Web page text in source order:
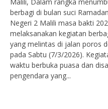
berbagi di bulan suci
Negeri 2 Malili masa bakti
melaksanakan kegiatan
yang melintas di jalan poros
pada Sabtu (7/3/2026).
waktu berbuka puasa dan
pengendara yang...